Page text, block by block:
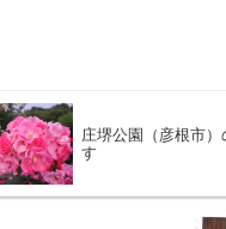
庄堺公園（彦根市
す